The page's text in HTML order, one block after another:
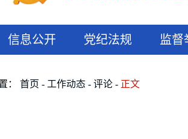
信息公开 党纪法规 监督
： 首页 工作动态 评论 正文